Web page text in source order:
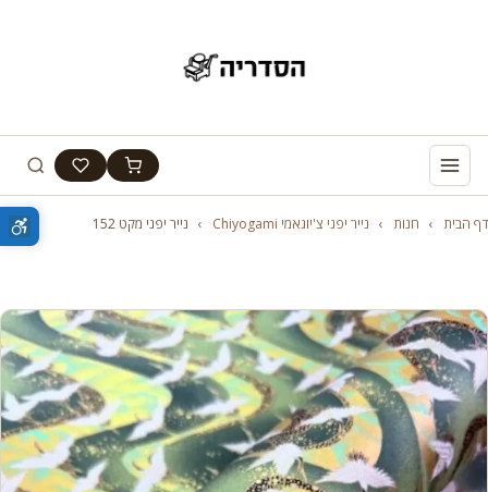
דף הבית › חנות › נייר יפני צ'יוגאמי Chiyogami › נייר יפני מקט 152